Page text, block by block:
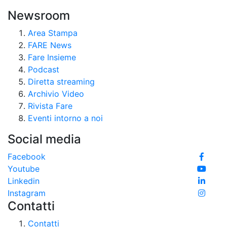
Newsroom
Area Stampa
FARE News
Fare Insieme
Podcast
Diretta streaming
Archivio Video
Rivista Fare
Eventi intorno a noi
Social media
Facebook
Youtube
Linkedin
Instagram
Contatti
Contatti